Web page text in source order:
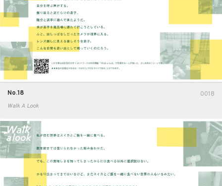
0018
No.18
Walk A Look